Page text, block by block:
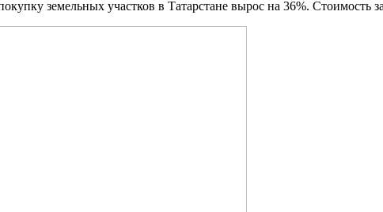
земельных участков в Татарстане вырос на 36%. Стоимость